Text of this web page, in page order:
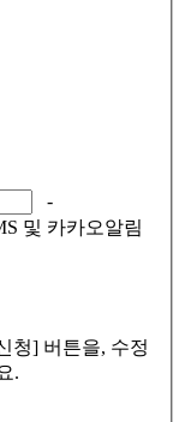
-
및 카카오알림
청] 버튼을, 수정
.